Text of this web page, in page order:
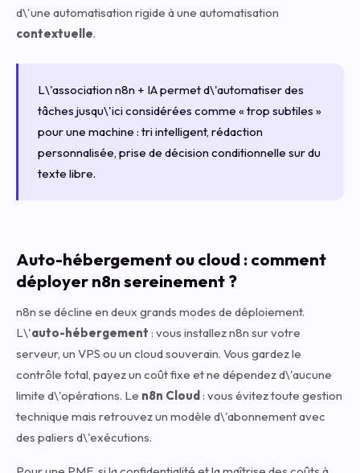
d\'une automatisation rigide à une automatisation
contextuelle.
L\'association n8n + IA permet d\'automatiser des
tâches jusqu\'ici considérées comme « trop subtiles »
pour une machine : tri intelligent, rédaction
personnalisée, prise de décision conditionnelle sur du
texte libre.
Auto-hébergement ou cloud : comment
déployer n8n sereinement ?
n8n se décline en deux grands modes de déploiement.
L\'auto-hébergement : vous installez n8n sur votre
serveur, un VPS ou un cloud souverain. Vous gardez le
contrôle total, payez un coût fixe et ne dépendez d\'aucune
limite d\'opérations. Le n8n Cloud: vous évitez toute gestion
technique mais retrouvez un modèle d\'abonnement avec
des paliers d\'exécutions.